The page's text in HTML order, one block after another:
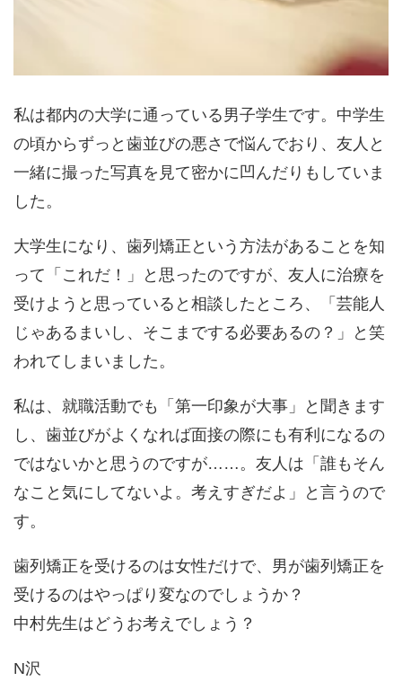
私は都内の大学に通っている男子学生です。中学生
の頃からずっと歯並びの悪さで悩んでおり、友人と
一緒に撮った写真を見て密かに凹んだりもしていま
した。
大学生になり、歯列矯正という方法があることを知
って「これだ！」と思ったのですが、友人に治療を
受けようと思っていると相談したところ、「芸能人
じゃあるまいし、そこまでする必要あるの？」と笑
われてしまいました。
私は、就職活動でも「第一印象が大事」と聞きます
し、歯並びがよくなれば面接の際にも有利になるの
ではないかと思うのですが……。友人は「誰もそん
なこと気にしてないよ。考えすぎだよ」と言うので
す。
歯列矯正を受けるのは女性だけで、男が歯列矯正を
受けるのはやっぱり変なのでしょうか？
中村先生はどうお考えでしょう？
N沢